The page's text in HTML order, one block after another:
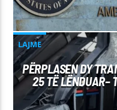
LAJME
PËRPLASEN DY
25 TË LËNDUAR–